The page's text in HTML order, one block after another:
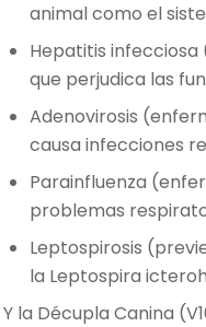
animal como el
Hepatitis infecciosa
que perjudica las
Adenovirosis
causa infecciones
Parainfluenza
problemas
Leptospirosis
la Leptospira
Y la Décupla Canina